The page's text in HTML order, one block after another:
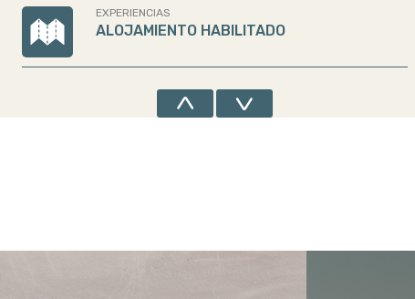
EXPERIENCIAS
ALOJAMIENTO HABILITADO
ANIVERSARIO DE EL BOLSÓN